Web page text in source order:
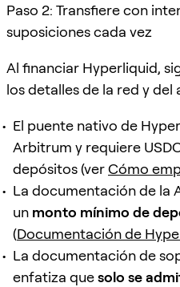
Paso 2: Transfiere con
suposiciones cada vez
Al financiar Hyperliquid,
los detalles de la red y
El puente nativo de
Arbitrum y requiere
depósitos (verCómo
La documentación de la
un monto mínimo de
(Documentación de
La documentación de
enfatiza quesolo se